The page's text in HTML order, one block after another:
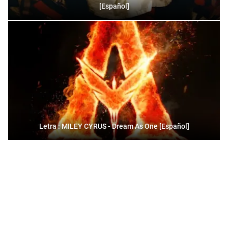
[Español]
Letra : MILEY CYRUS - Dream As One [Español]